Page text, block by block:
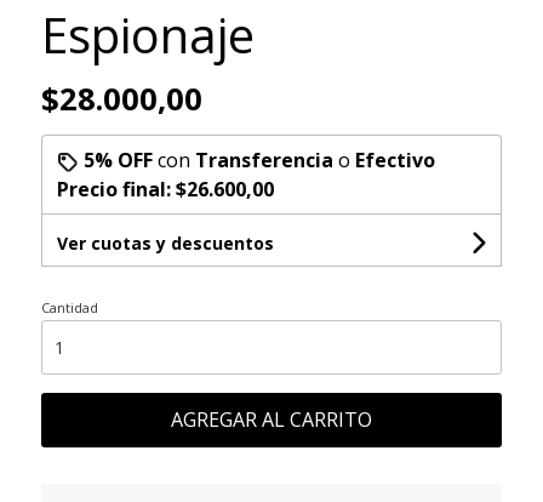
Espionaje
$28.000,00
5% OFFcon Transferencia o Efectivo
Precio final:$26.600,00
Ver cuotas y descuentos
Cantidad
AGREGAR AL CARRITO